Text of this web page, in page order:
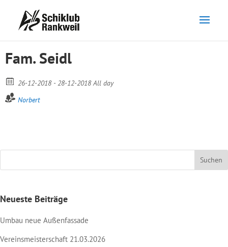
Fam. Seidl
26-12-2018 - 28-12-2018 All day
Norbert
Neueste Beiträge
Umbau neue Außenfassade
Vereinsmeisterschaft 21.03.2026